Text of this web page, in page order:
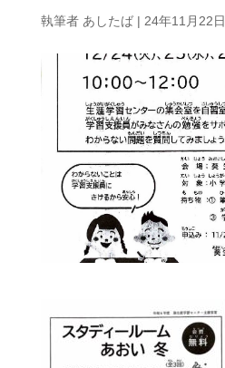
執筆者 あしたば| 24年11月22日